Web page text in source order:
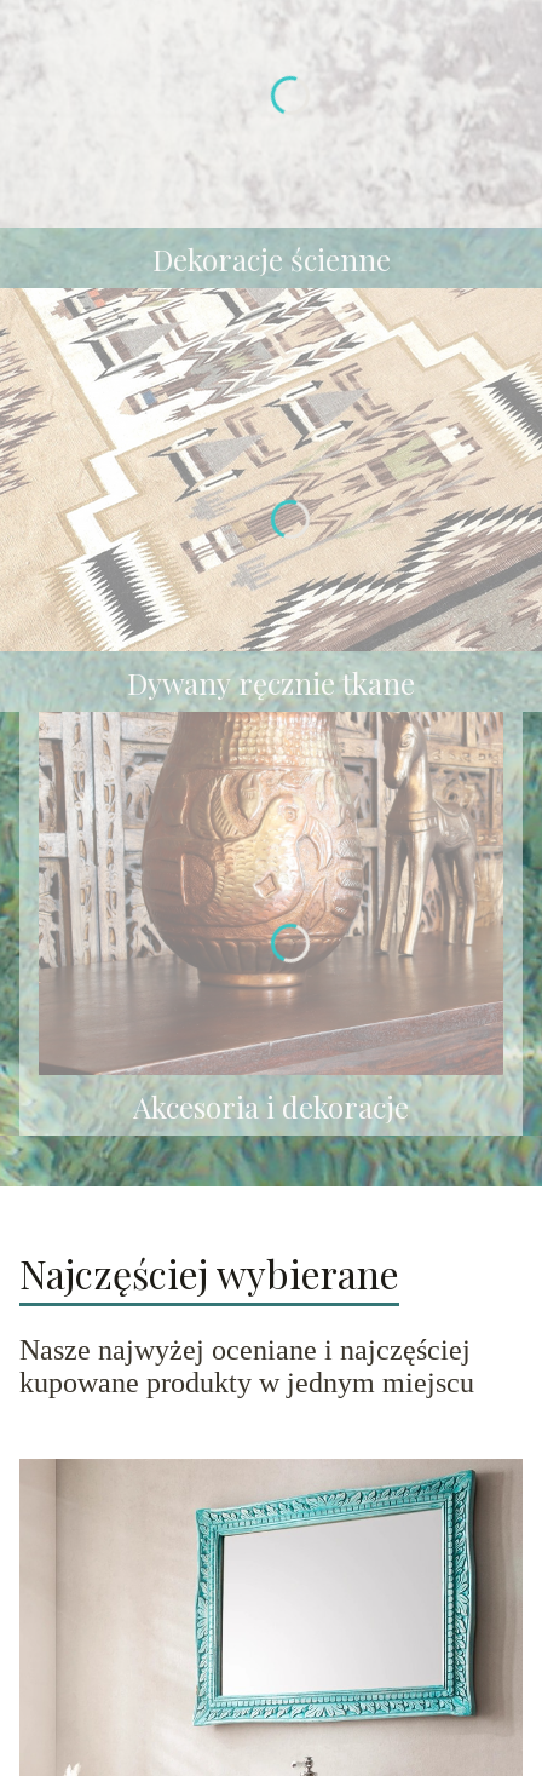
Dekoracje ścienne
Dywany ręcznie tkane
Akcesoria i dekoracje
Najczęściej wybierane
Nasze najwyżej oceniane i najczęściej
kupowane produkty w jednym miejscu